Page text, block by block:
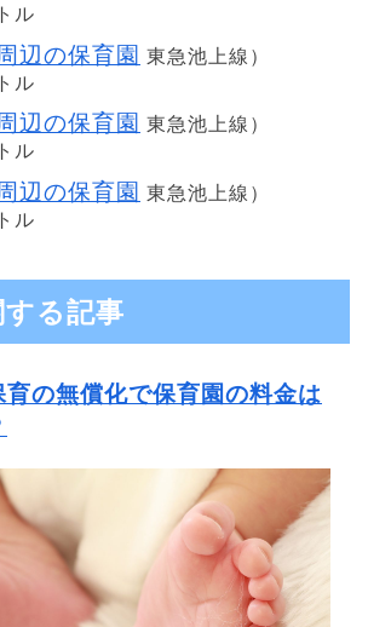
ル
辺の保育園 東急池上線）
ル
辺の保育園 東急池上線）
ル
辺の保育園 東急池上線）
ル
る記事
の無償化で保育園の料金は